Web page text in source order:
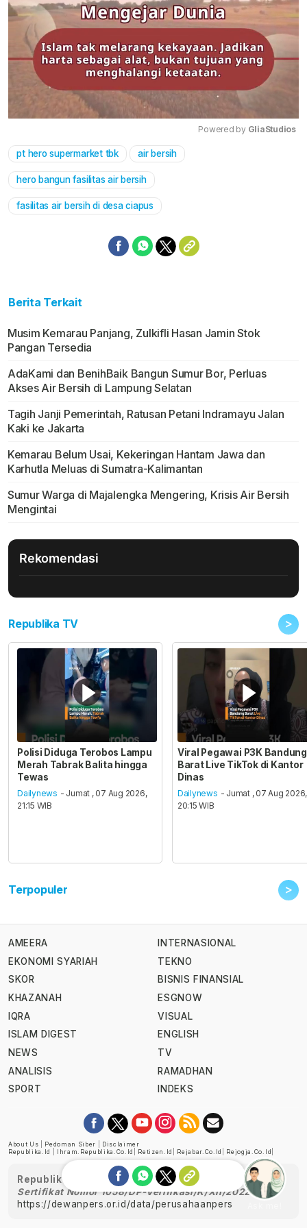
Powered by GliaStudios
pt hero supermarket tbk air bersih
hero bangun fasilitas air bersih
fasilitas air bersih di desa ciapus
Berita Terkait
Musim Kemarau Panjang, Zulkifli Hasan Jamin Stok
Pangan Tersedia
AdaKami dan BenihBaik Bangun Sumur Bor, Perluas
Akses Air Bersih di Lampung Selatan
Tagih Janji Pemerintah, Ratusan Petani Indramayu Jalan
Kaki ke Jakarta
Kemarau Belum Usai, Kekeringan Hantam Jawa dan
Karhutla Meluas di Sumatra-Kalimantan
Sumur Warga di Majalengka Mengering, Krisis Air Bersih
Mengintai
Rekomendasi
Republika TV >
Polisi Diduga Terobos Lampu
Merah Tabrak Balita hingga
Tewas
Dailynews - Jumat , 07 Aug 2026,
21:15 WIB
Viral Pegawai P3K Bandung
Barat Live TikTok di Kantor
Dinas
Dailynews - Jumat , 07 Aug 2026,
20:15 WIB
Terpopuler >
AMEERA
EKONOMI SYARIAH
SKOR
KHAZANAH
IQRA
ISLAM DIGEST
NEWS
ANALISIS
SPORT
INTERNASIONAL
TEKNO
BISNIS FINANSIAL
ESGNOW
VISUAL
ENGLISH
TV
RAMADHAN
INDEKS
About Us Pedoman Siber
Disclaimer
Republika.id
Ihram.republika.co.id Retizen.id Rejabar.co.id Rejogja.co.id
Republika telah diverifikasi oleh Dewan Pers
Sertifikat Nomor 1058/DP-Verifikasi/K/XII/2022
https://dewanpers.or.id/data/perusahaanpers